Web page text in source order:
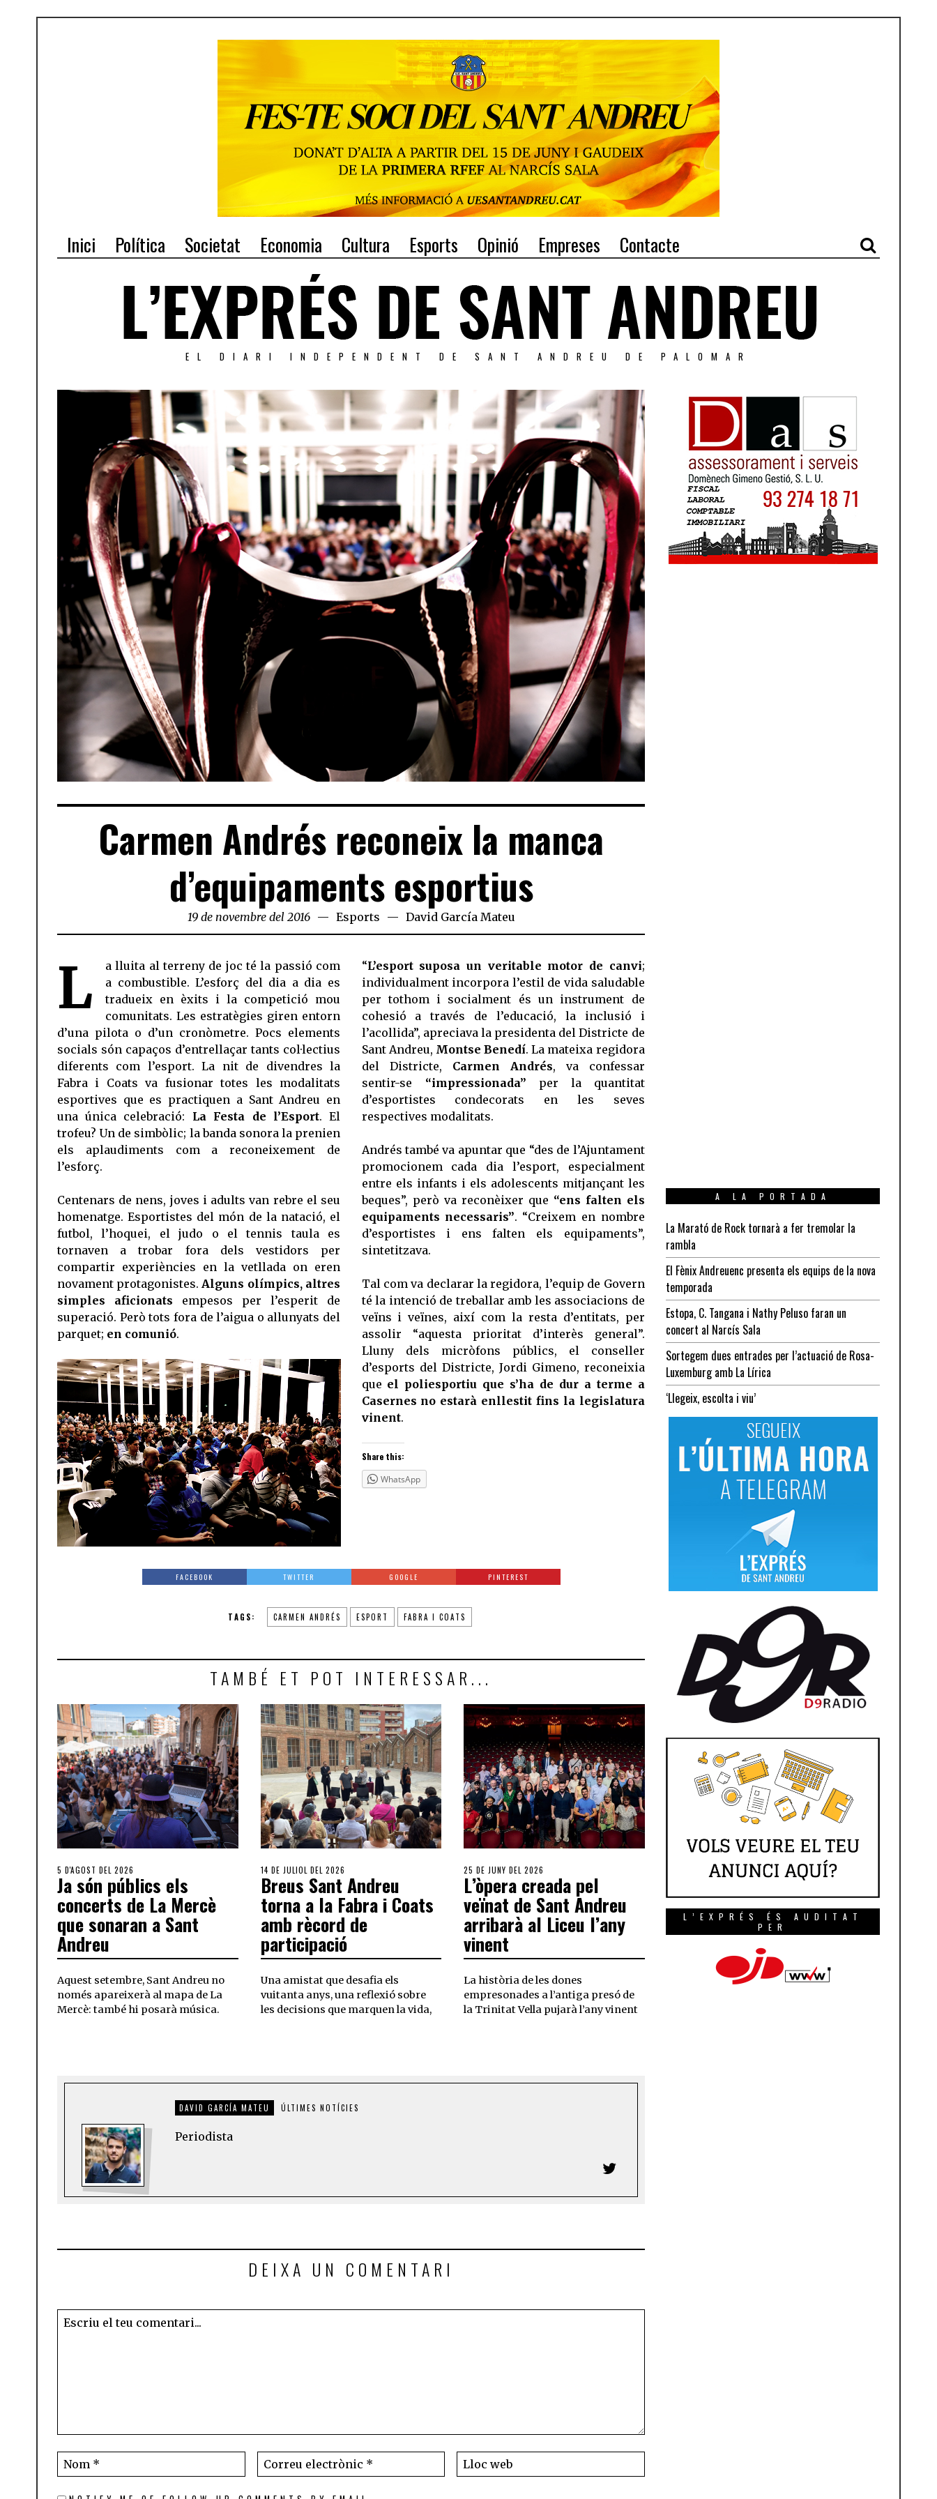
Inici Política Societat Economia Cultura Esports Opinió Empreses Contacte
EL DIARI INDEPENDENT DE SANT ANDREU DE PALOMAR
Carmen Andrés reconeix la manca
d’equipaments esportius
19 de novembre del 2016 Esports David García Mateu
L
a lluita al terreny de joc té la passió com
a combustible. L’esforç del dia a dia es
tradueix en èxits i la competició mou
comunitats. Les estratègies giren entorn
d’una pilota o d’un cronòmetre. Pocs elements
socials són capaços d’entrellaçar tants col·lectius
diferents com l’esport. La nit de divendres la
Fabra i Coats va fusionar totes les modalitats
esportives que es practiquen a Sant Andreu en
una única celebració: La Festa de l’Esport. El
trofeu? Un de simbòlic; la banda sonora la prenien
els aplaudiments com a reconeixement de
l’esforç.
Centenars de nens, joves i adults van rebre el seu
homenatge. Esportistes del món de la natació, el
futbol, l’hoquei, el judo o el tennis taula es
tornaven a trobar fora dels vestidors per
compartir experiències en la vetllada on eren
novament protagonistes. Alguns olímpics, altres
simples aficionats empesos per l’esperit de
superació. Però tots fora de l’aigua o allunyats del
parquet; en comunió.
“L’esport suposa un veritable motor de canvi;
individualment incorpora l’estil de vida saludable
per tothom i socialment és un instrument de
cohesió a través de l’educació, la inclusió i
l’acollida”, apreciava la presidenta del Districte de
Sant Andreu, Montse Benedí. La mateixa regidora
del Districte, Carmen Andrés, va confessar
sentir-se “impressionada” per la quantitat
d’esportistes condecorats en les seves
respectives modalitats.
Andrés també va apuntar que “des de l’Ajuntament
promocionem cada dia l’esport, especialment
entre els infants i els adolescents mitjançant les
beques”, però va reconèixer que “ens falten els
equipaments necessaris”. “Creixem en nombre
d’esportistes i ens falten els equipaments”,
sintetitzava.
Tal com va declarar la regidora, l’equip de Govern
té la intenció de treballar amb les associacions de
veïns i veïnes, així com la resta d’entitats, per
assolir “aquesta prioritat d’interès general”.
Lluny dels micròfons públics, el conseller
d’esports del Districte, Jordi Gimeno, reconeixia
que el poliesportiu que s’ha de dur a terme a
Casernes no estarà enllestit fins la legislatura
vinent.
Share this:
WhatsApp
FACEBOOK TWITTER GOOGLE PINTEREST
TAGS: CARMEN ANDRÉS ESPORT FABRA I COATS
TAMBÉ ET POT INTERESSAR...
5 D'AGOST DEL 2026
Ja són públics els
concerts de La Mercè
que sonaran a Sant
Andreu
Aquest setembre, Sant Andreu no
només apareixerà al mapa de La
Mercè: també hi posarà música.
14 DE JULIOL DEL 2026
Breus Sant Andreu
torna a la Fabra i Coats
amb rècord de
participació
Una amistat que desafia els
vuitanta anys, una reflexió sobre
les decisions que marquen la vida,
25 DE JUNY DEL 2026
L’òpera creada pel
veïnat de Sant Andreu
arribarà al Liceu l’any
vinent
La història de les dones
empresonades a l’antiga presó de
la Trinitat Vella pujarà l’any vinent
DAVID GARCÍA MATEU ÚLTIMES NOTÍCIES
Periodista
DEIXA UN COMENTARI
A LA PORTADA
La Marató de Rock tornarà a fer tremolar la
rambla
El Fènix Andreuenc presenta els equips de la nova
temporada
Estopa, C. Tangana i Nathy Peluso faran un
concert al Narcís Sala
Sortegem dues entrades per l’actuació de Rosa-
Luxemburg amb La Lírica
‘Llegeix, escolta i viu’
L’EXPRÉS ÉS AUDITAT
PER